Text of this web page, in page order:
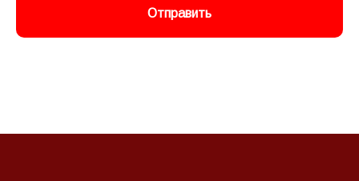
Отправить